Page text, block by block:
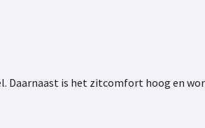
Daarnaast is het zitcomfort hoog en